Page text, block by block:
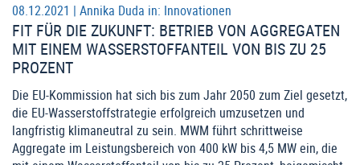
08.12.2021 | Annika Duda in: Innovationen
FIT FÜR DIE ZUKUNFT: BETRIEB VON AGGREGATEN
MIT EINEM WASSERSTOFFANTEIL VON BIS ZU 25
PROZENT
Die EU-Kommission hat sich bis zum Jahr 2050 zum Ziel gesetzt,
die EU-Wasserstoffstrategie erfolgreich umzusetzen und
langfristig klimaneutral zu sein. MWM führt schrittweise
Aggregate im Leistungsbereich von 400 kW bis 4,5 MW ein, die